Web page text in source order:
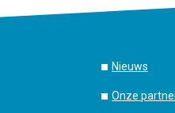
Nieuws
Onze